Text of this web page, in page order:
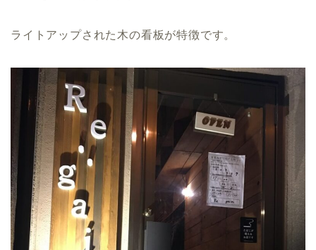
ライトアップされた木の看板が特徴です。